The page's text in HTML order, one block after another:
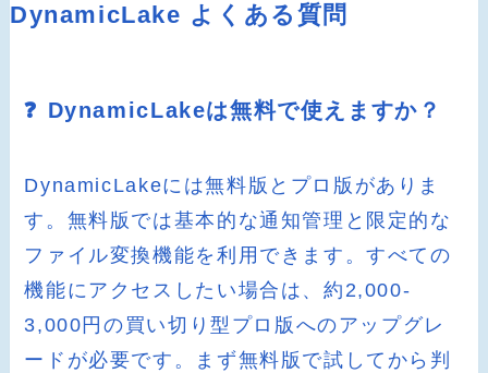
DynamicLake よくある質問
❓ DynamicLakeは無料で使えますか？
DynamicLakeには無料版とプロ版がありま
す。無料版では基本的な通知管理と限定的な
ファイル変換機能を利用できます。すべての
機能にアクセスしたい場合は、約2,000-
3,000円の買い切り型プロ版へのアップグレ
ードが必要です。まず無料版で試してから判